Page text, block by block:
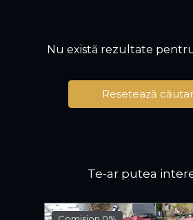
Nu există rezultate
Resetează
Te-ar putea